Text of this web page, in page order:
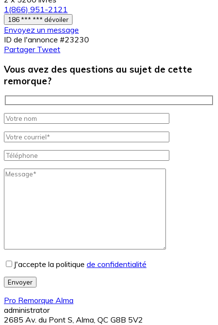
1(866) 951-2121
186 *** *** dévoiler
Envoyez un message
ID de l'annonce #23230
Partager Tweet
Vous avez des questions au sujet de cette
remorque?
J'accepte la politique de confidentialité
Envoyer
Pro Remorque Alma
administrator
2685 Av. du Pont S, Alma, QC G8B 5V2